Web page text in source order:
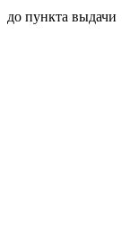
до пункта выдачи